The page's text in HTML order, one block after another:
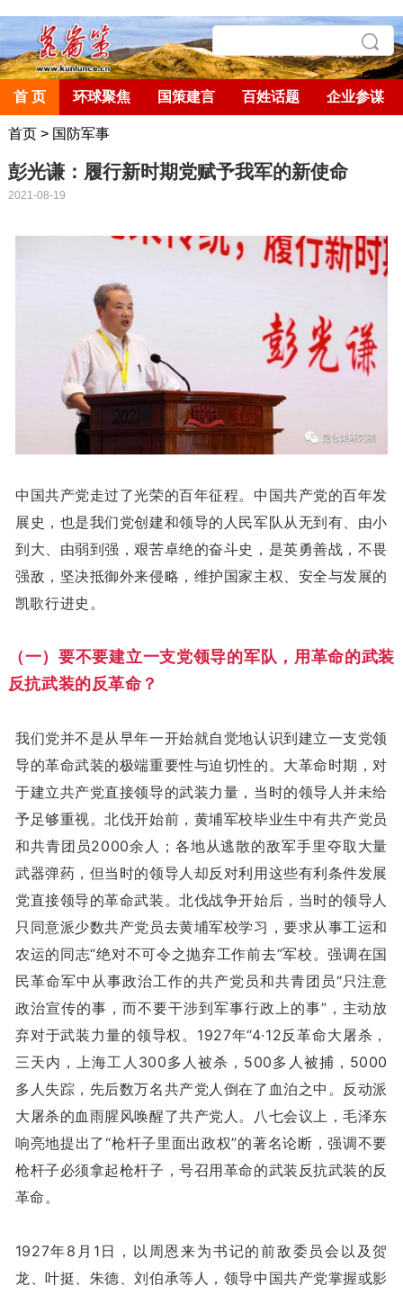
首 页 环球聚焦 国策建言 百姓话题 企业参谋
首页> 国防军事
彭光谦：履行新时期党赋予我军的新使命
2021-08-19
中国共产党走过了光荣的百年征程。中国共产党的百年发
展史，也是我们党创建和领导的人民军队从无到有、由小
到大、由弱到强，艰苦卓绝的奋斗史，是英勇善战，不畏
强敌，坚决抵御外来侵略，维护国家主权、安全与发展的
凯歌行进史。
（一）要不要建立一支党领导的军队，用革命的武装
反抗武装的反革命？
我们党并不是从早年一开始就自觉地认识到建立一支党领
导的革命武装的极端重要性与迫切性的。大革命时期，对
于建立共产党直接领导的武装力量，当时的领导人并未给
予足够重视。北伐开始前，黄埔军校毕业生中有共产党员
和共青团员2000余人；各地从逃散的敌军手里夺取大量
武器弹药，但当时的领导人却反对利用这些有利条件发展
党直接领导的革命武装。北伐战争开始后，当时的领导人
只同意派少数共产党员去黄埔军校学习，要求从事工运和
农运的同志“绝对不可令之抛弃工作前去”军校。强调在国
民革命军中从事政治工作的共产党员和共青团员“只注意
政治宣传的事，而不要干涉到军事行政上的事”，主动放
弃对于武装力量的领导权。1927年“4·12反革命大屠杀，
三天内，上海工人300多人被杀，500多人被捕，5000
多人失踪，先后数万名共产党人倒在了血泊之中。反动派
大屠杀的血雨腥风唤醒了共产党人。八七会议上，毛泽东
响亮地提出了“枪杆子里面出政权”的著名论断，强调不要
枪杆子必须拿起枪杆子，号召用革命的武装反抗武装的反
革命。
1927年8月1日，以周恩来为书记的前敌委员会以及贺
龙、叶挺、朱德、刘伯承等人，领导中国共产党掌握或影